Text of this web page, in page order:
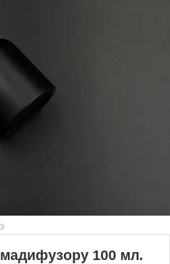
100 мл.